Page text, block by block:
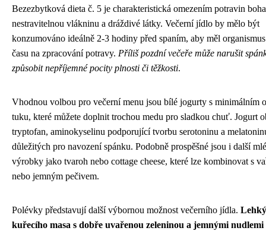
Bezezbytková dieta č. 5 je charakteristická omezením potravin
nestravitelnou vlákninu a dráždivé látky. Večerní jídlo by mělo být
konzumováno ideálně 2-3 hodiny před spaním, aby měl
času na zpracování potravy. Příliš pozdní večeře může narušit
způsobit nepříjemné pocity plnosti či těžkosti.
Vhodnou volbou pro večerní menu jsou bílé jogurty s minimálním
tuku, které můžete doplnit trochou medu pro sladkou chuť. Jogurt
tryptofan, aminokyselinu podporující tvorbu serotoninu a
důležitých pro navození spánku. Podobně prospěšné jsou i další
výrobky jako tvaroh nebo cottage cheese, které lze kombinovat s
nebo jemným pečivem.
Polévky představují další výbornou možnost večerního jídla.
kuřecího masa s dobře uvařenou zeleninou a jemnými